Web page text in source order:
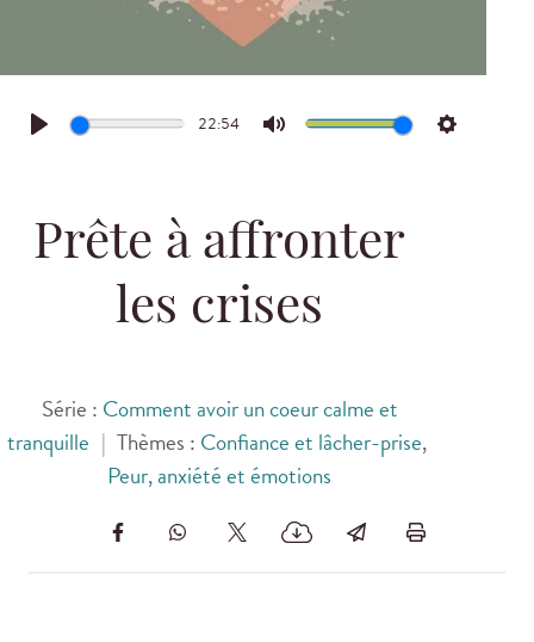
Play
22:54
Mute Settings
Prête à affronter
les crises
Série : Comment avoir un coeur calme et
tranquille | Thèmes : Confiance et lâcher-prise,
Peur, anxiété et émotions